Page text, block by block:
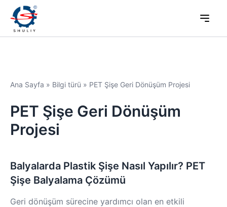
Ana Sayfa » Bilgi türü » PET Şişe Geri Dönüşüm Projesi
PET Şişe Geri Dönüşüm
Projesi
Balyalarda Plastik Şişe Nasıl Yapılır? PET
Şişe Balyalama Çözümü
Geri dönüşüm sürecine yardımcı olan en etkili